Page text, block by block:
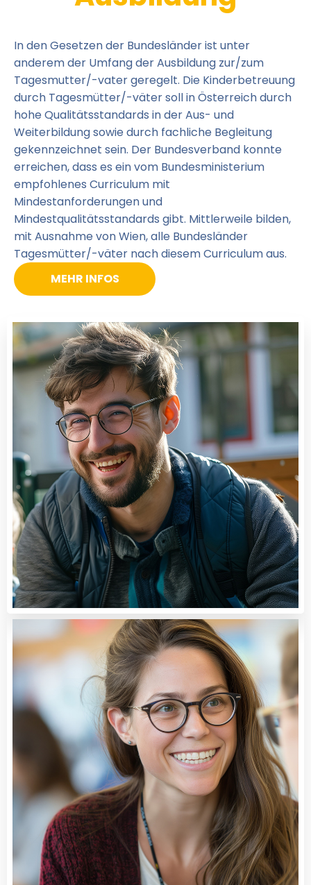
In den Gesetzen der Bundesländer ist unter
anderem der Umfang der Ausbildung zur/zum
Tagesmutter/-vater geregelt. Die Kinderbetreuung
durch Tagesmütter/-väter soll in Österreich durch
hohe Qualitätsstandards in der Aus- und
Weiterbildung sowie durch fachliche Begleitung
gekennzeichnet sein. Der Bundesverband konnte
erreichen, dass es ein vom Bundesministerium
empfohlenes Curriculum mit
Mindestanforderungen und
Mindestqualitätsstandards gibt. Mittlerweile bilden,
mit Ausnahme von Wien, alle Bundesländer
Tagesmütter/-väter nach diesem Curriculum aus.
MEHR INFOS